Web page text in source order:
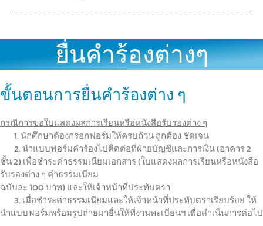
ยื่นคำร้องต่างๆ
ขั้นตอนการยื่นคำร้องต่าง ๆ
กรณีการขอใบแสดงผลการเรียนหรือหนังสือรับรองต่าง ๆ
1. นักศึกษาต้องกรอกฟอร์มให้ครบถ้วน ถูกต้อง ชัดเจน
2. นำแบบฟอร์มคำร้องไปติดต่อที่ฝ่ายบัญชีและการเงิน (อาคาร 2
ชั้น 2) เพื่อชำระค่าธรรมเนียมเอกสาร (ใบแสดงผลการเรียนหรือหนังสือ
รับรองต่าง ๆ ค่าธรรมเนียม
ฉบับละ 100 บาท) และให้เจ้าหน้าที่ประทับตรา
3. เมื่อชำระค่าธรรมเนียมและให้เจ้าหน้าที่ประทับตราเรียบร้อย ให้
นำแบบฟอร์มพร้อมรูปถ่ายมายื่นให้ที่งานทะเบียนฯ เพื่อดำเนินการต่อไป